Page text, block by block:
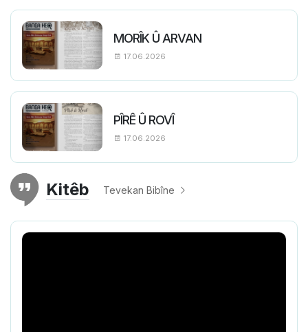
MORÎK Û ARVAN
17.06.2026
PÎRÊ Û ROVÎ
17.06.2026
Kitêb Tevekan Bibîne